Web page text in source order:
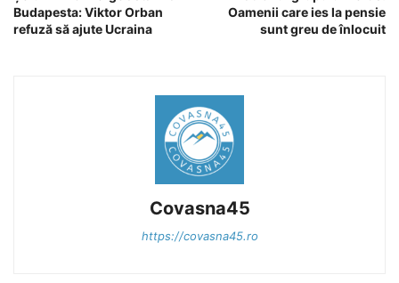
Budapesta: Viktor Orban
refuză să ajute Ucraina
Oamenii care ies la pensie
sunt greu de înlocuit
Covasna45
https://covasna45.ro